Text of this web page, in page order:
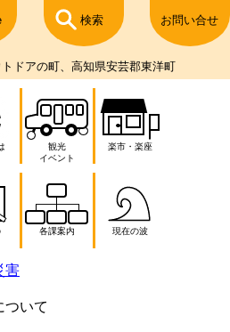
検索 お問い合せ
ドアの町、高知県安芸郡東洋町
観光
イベント
楽市・楽座
各課案内 現在の波
害
ついて